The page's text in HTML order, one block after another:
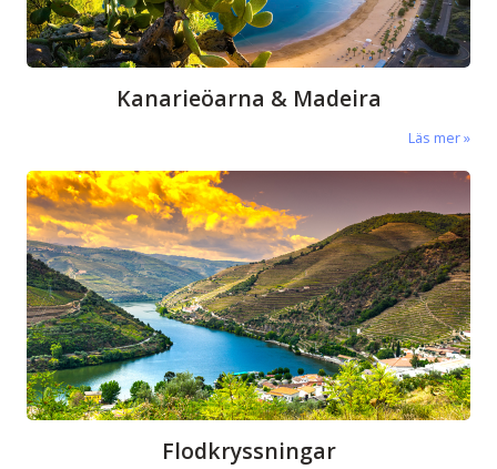
Kanarieöarna & Madeira
Läs mer
Flodkryssningar